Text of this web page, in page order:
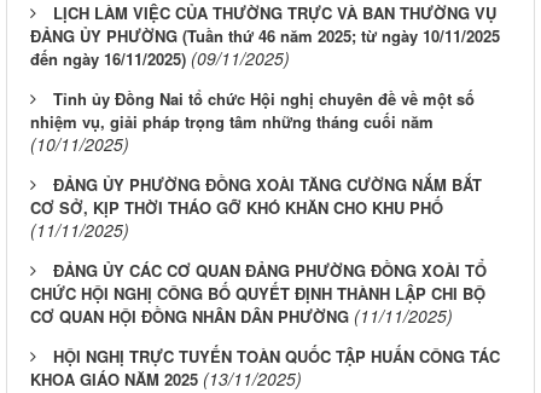
LỊCH LÀM VIỆC CỦA THƯỜNG TRỰC VÀ BAN THƯỜNG VỤ
ĐẢNG ỦY PHƯỜNG (Tuần thứ 46 năm 2025; từ ngày 10/11/2025
đến ngày 16/11/2025) (09/11/2025)
Tỉnh ủy Đồng Nai tổ chức Hội nghị chuyên đề về một số
nhiệm vụ, giải pháp trọng tâm những tháng cuối năm
(10/11/2025)
ĐẢNG ỦY PHƯỜNG ĐỒNG XOÀI TĂNG CƯỜNG NẮM BẮT
CƠ SỞ, KỊP THỜI THÁO GỠ KHÓ KHĂN CHO KHU PHỐ
(11/11/2025)
ĐẢNG ỦY CÁC CƠ QUAN ĐẢNG PHƯỜNG ĐỒNG XOÀI TỔ
CHỨC HỘI NGHỊ CÔNG BỐ QUYẾT ĐỊNH THÀNH LẬP CHI BỘ
CƠ QUAN HỘI ĐỒNG NHÂN DÂN PHƯỜNG (11/11/2025)
HỘI NGHỊ TRỰC TUYẾN TOÀN QUỐC TẬP HUẤN CÔNG TÁC
KHOA GIÁO NĂM 2025 (13/11/2025)